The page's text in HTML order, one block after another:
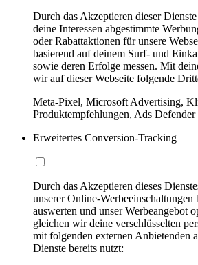
Durch das Akzeptieren dieser
deine Interessen abgestimmte
oder Rabattaktionen für unsere
basierend auf deinem Surf- und
sowie deren Erfolge messen. Mit
wir auf dieser Webseite folgende
Meta-Pixel, Microsoft Advertising,
Produktempfehlungen, Ads Defender
Erweitertes Conversion-Tracking
Durch das Akzeptieren dieses
unserer Online-Werbeeinschaltungen
auswerten und unser Werbeangebot
gleichen wir deine verschlüsselten
mit folgenden externen Anbietenden
Dienste bereits nutzt: